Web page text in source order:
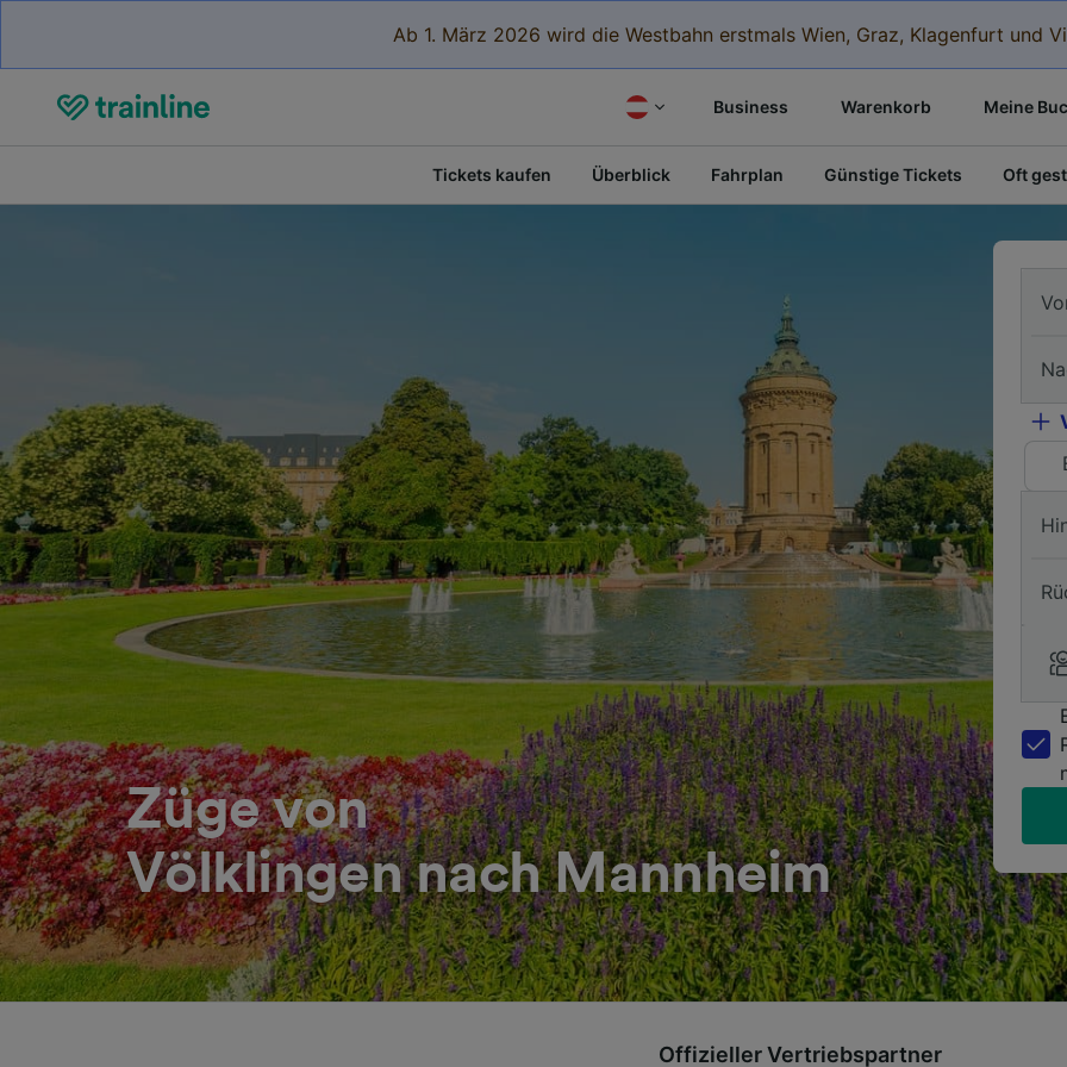
Ab 1. März 2026 wird die Westbahn erstmals Wien, Graz, Klagenfurt und
Business Warenkorb Meine
Tickets kaufen Überblick Fahrplan Günstige Tickets Oft
Züge von
Völklingen nach Mannheim
Offizieller Vertriebspartner